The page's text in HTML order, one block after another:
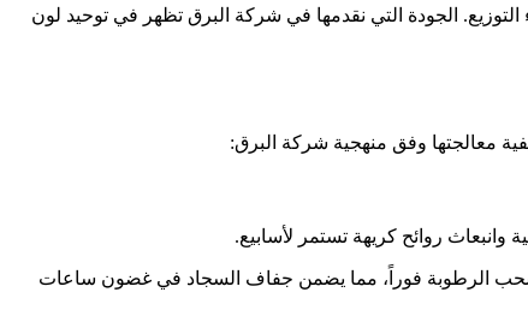
الجودة التي نقدمها في شركة البرق تظهر في توحيد لون
معالجتها وفق منهجية شركة البرق:
وانبعاث روائح كريهة تستمر لأسابيع.
ويسحب الرطوبة فوراً، مما يضمن جفاف السجاد في غضون ساعات